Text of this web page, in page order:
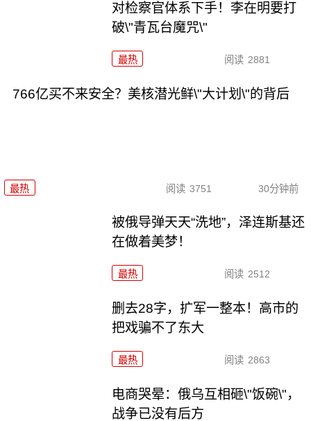
对检察官体系下手！李在明要打
破\"青瓦台魔咒\"
最热 阅读 2881
766亿买不来安全？美核潜光鲜\"大计划\"的背后
最热 阅读 3751 30分钟前
被俄导弹天天“洗地”，泽连斯基还
在做着美梦！
最热 阅读 2512
删去28字，扩军一整本！高市的
把戏骗不了东大
最热 阅读 2863
电商哭晕：俄乌互相砸\"饭碗\"，
战争已没有后方